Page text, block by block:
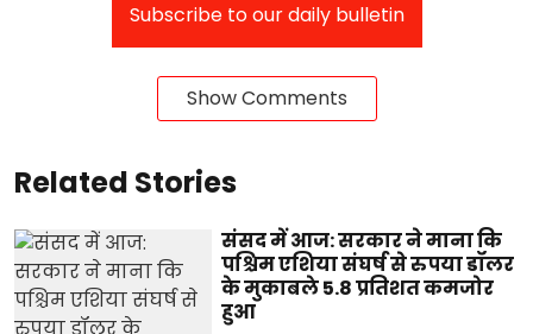
Subscribe to our daily bulletin
Show Comments
Related Stories
संसद में आज: सरकार ने माना कि
पश्चिम एशिया संघर्ष से रुपया डॉलर
के मुकाबले 5.8 प्रतिशत कमजोर
हुआ